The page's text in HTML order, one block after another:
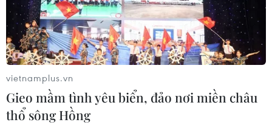
Tiếp tục đổi mới, nâng cao hiệu quả
công tác cai nghiện ma túy
06/08/2026 15:34
vietnamplus.vn
Gieo mầm tình yêu biển, đảo nơi miền châu
thổ sông Hồng